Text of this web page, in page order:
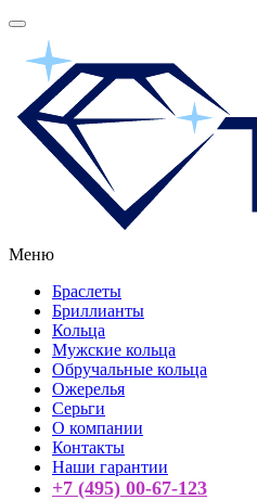
Меню
Браслеты
Бриллианты
Кольца
Мужские кольца
Обручальные кольца
Ожерелья
Серьги
О компании
Контакты
Наши гарантии
+7 (495) 00-67-123